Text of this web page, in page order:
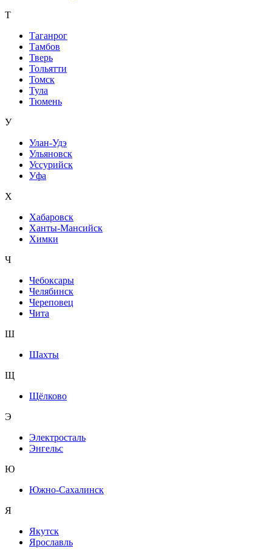
Т
Таганрог
Тамбов
Тверь
Тольятти
Томск
Тула
Тюмень
У
Улан-Удэ
Ульяновск
Уссурийск
Уфа
Х
Хабаровск
Ханты-Мансийск
Химки
Ч
Чебоксары
Челябинск
Череповец
Чита
Ш
Шахты
Щ
Щёлково
Э
Электросталь
Энгельс
Ю
Южно-Сахалинск
Я
Якутск
Ярославль